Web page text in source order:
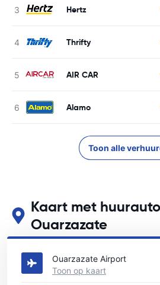
Hertz
Thrifty
AIR CAR
Alamo
Toon alle
Kaart met
Ouarzazate
Zie onze belangrijkste autoverhuur
Ouarzazate Airport
Toon op kaart